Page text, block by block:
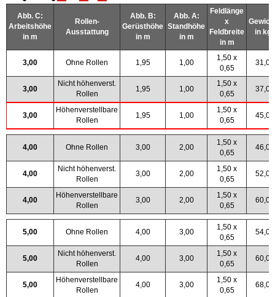
Abb. C:
Arbeitshöhe
in m
Rollen-
Ausstattung
Abb. B:
Gerüsthöhe
in m
Abb. A:
Standhöhe
in m
Feldlänge
x
Feldbreite
in m
in kg
3,00 Ohne Rollen 1,95 1,00
1,50 x
0,65
31,0
3,00
Nicht höhenverst.
Rollen
1,95 1,00
1,50 x
0,65
37,0
3,00
Höhenverstellbare
Rollen
1,95 1,00
1,50 x
0,65
45,0
4,00 Ohne Rollen 3,00 2,00
1,50 x
0,65
46,0
4,00
Nicht höhenverst.
Rollen
3,00 2,00
1,50 x
0,65
52,0
4,00
Höhenverstellbare
Rollen
3,00 2,00
1,50 x
0,65
60,0
5,00 Ohne Rollen 4,00 3,00
1,50 x
0,65
54,0
5,00
Nicht höhenverst.
Rollen
4,00 3,00
1,50 x
0,65
60,0
5,00
Höhenverstellbare
Rollen
4,00 3,00
1,50 x
0,65
68,0